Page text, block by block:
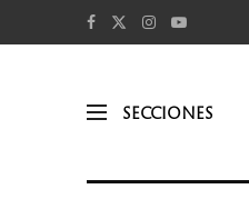
SECCIONES